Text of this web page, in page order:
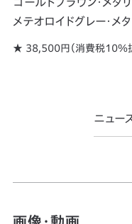
メテオロイドグレー・メ
★ 38,500円（消費税10％
ニュー
画像・動画